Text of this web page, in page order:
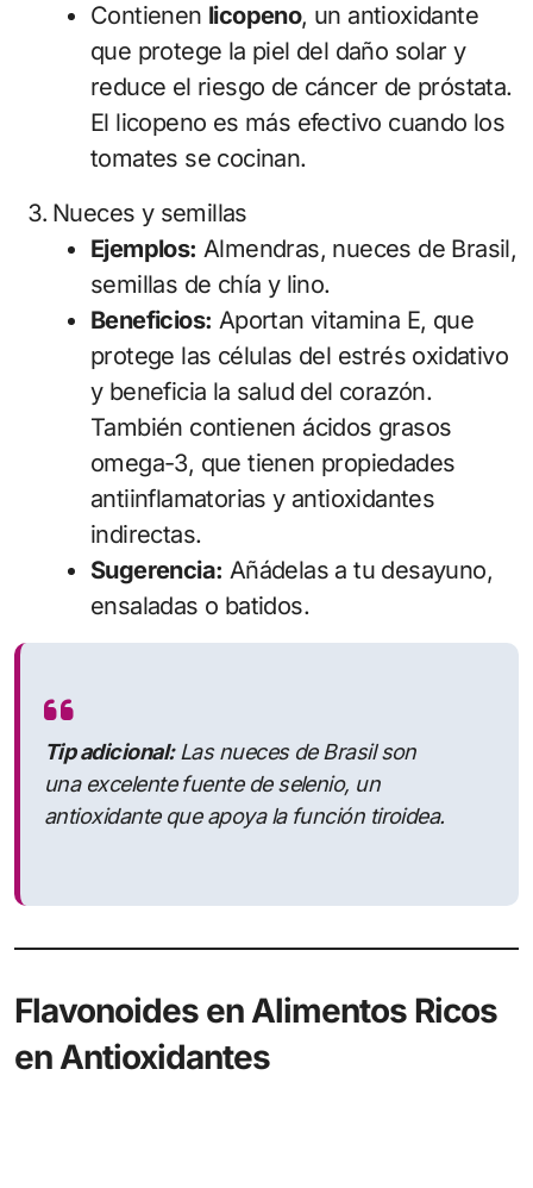
Contienen licopeno, un antioxidante
que protege la piel del daño solar y
reduce el riesgo de cáncer de próstata.
El licopeno es más efectivo cuando los
tomates se cocinan.
Nueces y semillas
Ejemplos: Almendras, nueces de Brasil,
semillas de chía y lino.
Beneficios: Aportan vitamina E, que
protege las células del estrés oxidativo
y beneficia la salud del corazón.
También contienen ácidos grasos
omega-3, que tienen propiedades
antiinflamatorias y antioxidantes
indirectas.
Sugerencia: Añádelas a tu desayuno,
ensaladas o batidos.
Tip adicional:Las nueces de Brasil son
una excelente fuente de selenio, un
antioxidante que apoya la función tiroidea.
Flavonoides en Alimentos Ricos
en Antioxidantes